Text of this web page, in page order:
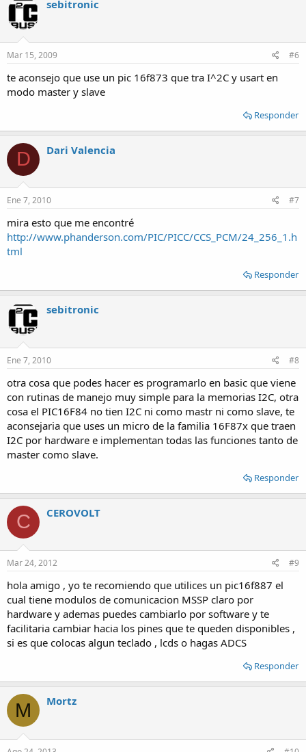
sebitronic
Mar 15, 2009 #6
te aconsejo que use un pic 16f873 que tra I^2C y usart en
modo master y slave
Responder
D Dari Valencia
Ene 7, 2010 #7
mira esto que me encontré
http://www.phanderson.com/PIC/PICC/CCS_PCM/24_256_1.h
tml
Responder
sebitronic
Ene 7, 2010 #8
otra cosa que podes hacer es programarlo en basic que viene
con rutinas de manejo muy simple para la memorias I2C, otra
cosa el PIC16F84 no tien I2C ni como mastr ni como slave, te
aconsejaria que uses un micro de la familia 16F87x que traen
I2C por hardware e implementan todas las funciones tanto de
master como slave.
Responder
C CEROVOLT
Mar 24, 2012 #9
hola amigo , yo te recomiendo que utilices un pic16f887 el
cual tiene modulos de comunicacion MSSP claro por
hardware y ademas puedes cambiarlo por software y te
facilitaria cambiar hacia los pines que te queden disponibles ,
si es que colocas algun teclado , lcds o hagas ADCS
Responder
M Mortz